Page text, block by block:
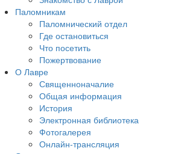
Паломникам
Паломнический отдел
Где остановиться
Что посетить
Пожертвование
О Лавре
Священноначалие
Общая информация
История
Электронная библиотека
Фотогалерея
Онлайн-трансляция